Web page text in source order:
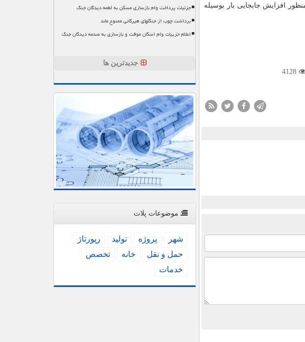
افزایش جابجایی بار بوسیله
4128
جزئیات پرداخت وام بازسازی مسکن به لطمه دیدگان جنگ
برداشت چوب از جنگلهای هیرکانی ممنوع ماند
اعلام جزییات وام اسکان موقت و بازسازی به صدمه دیدگان جنگ
جدیدترین ها
موضوعات پلات
شهر پروژه تولید
رپورتاژ
حمل و نقل
خانه
تخصص
خدمات